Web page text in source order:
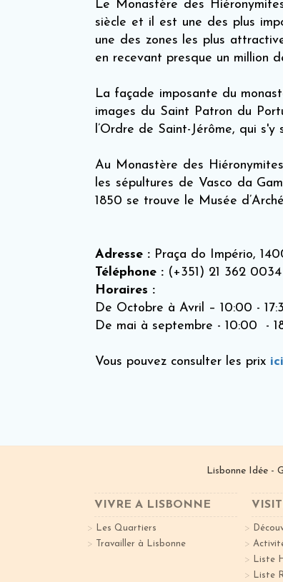
Le Monastère des
siècle et il est une des plus
une des zones les plus
en recevant presque un million
La façade imposante du
images du Saint Patron du
l’Ordre de Saint-Jérôme, qui s'y
Au Monastère des
les sépultures de Vasco da
1850 se trouve le Musée
Adresse : Praça do Império,
Téléphone : (+351) 21 362 0034
Horaires :
De Octobre à Avril – 10:00 -
De mai à septembre - 10:00 -
Vous pouvez consulter les prix ici
Lisbonne Idée -
VIVRE A LISBONNE
Les Quartiers
Travailler à Lisbonne
Liste
Liste